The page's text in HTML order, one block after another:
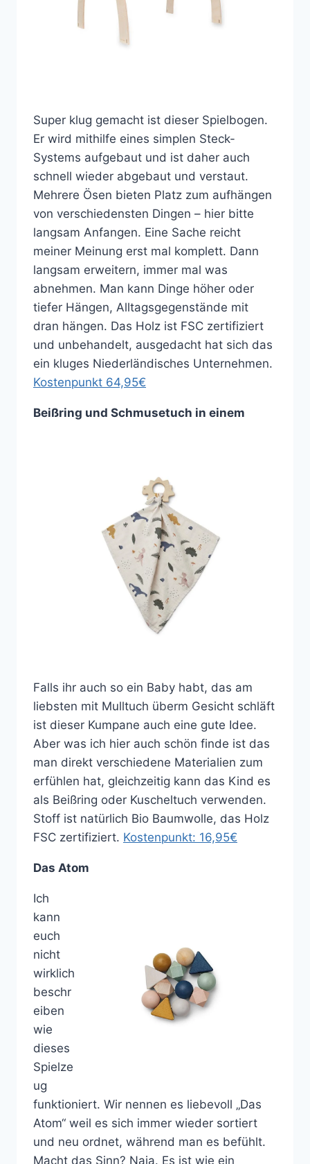
Super klug gemacht ist dieser Spielbogen.
Er wird mithilfe eines simplen Steck-
Systems aufgebaut und ist daher auch
schnell wieder abgebaut und verstaut.
Mehrere Ösen bieten Platz zum aufhängen
von verschiedensten Dingen – hier bitte
langsam Anfangen. Eine Sache reicht
meiner Meinung erst mal komplett. Dann
langsam erweitern, immer mal was
abnehmen. Man kann Dinge höher oder
tiefer Hängen, Alltagsgegenstände mit
dran hängen. Das Holz ist FSC zertifiziert
und unbehandelt, ausgedacht hat sich das
ein kluges Niederländisches Unternehmen.
Kostenpunkt 64,95€
Beißring und Schmusetuch in einem
Falls ihr auch so ein Baby habt, das am
liebsten mit Mulltuch überm Gesicht schläft
ist dieser Kumpane auch eine gute Idee.
Aber was ich hier auch schön finde ist das
man direkt verschiedene Materialien zum
erfühlen hat, gleichzeitig kann das Kind es
als Beißring oder Kuscheltuch verwenden.
Stoff ist natürlich Bio Baumwolle, das Holz
FSC zertifiziert. Kostenpunkt: 16,95€
Das Atom
Ich
kann
euch
nicht
wirklich
beschr
eiben
wie
dieses
Spielze
ug
funktioniert. Wir nennen es liebevoll „Das
Atom“ weil es sich immer wieder sortiert
und neu ordnet, während man es befühlt.
Macht das Sinn? Naja. Es ist wie ein